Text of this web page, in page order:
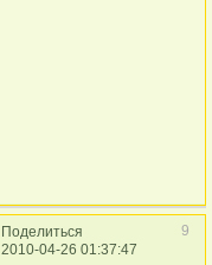
Поделиться
9
2010-04-26 01:37:47